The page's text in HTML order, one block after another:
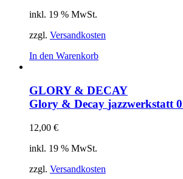
inkl. 19 % MwSt.
zzgl. Versandkosten
In den Warenkorb
GLORY & DECAY
Glory & Decay jazzwerkstatt
12,00 €
inkl. 19 % MwSt.
zzgl. Versandkosten